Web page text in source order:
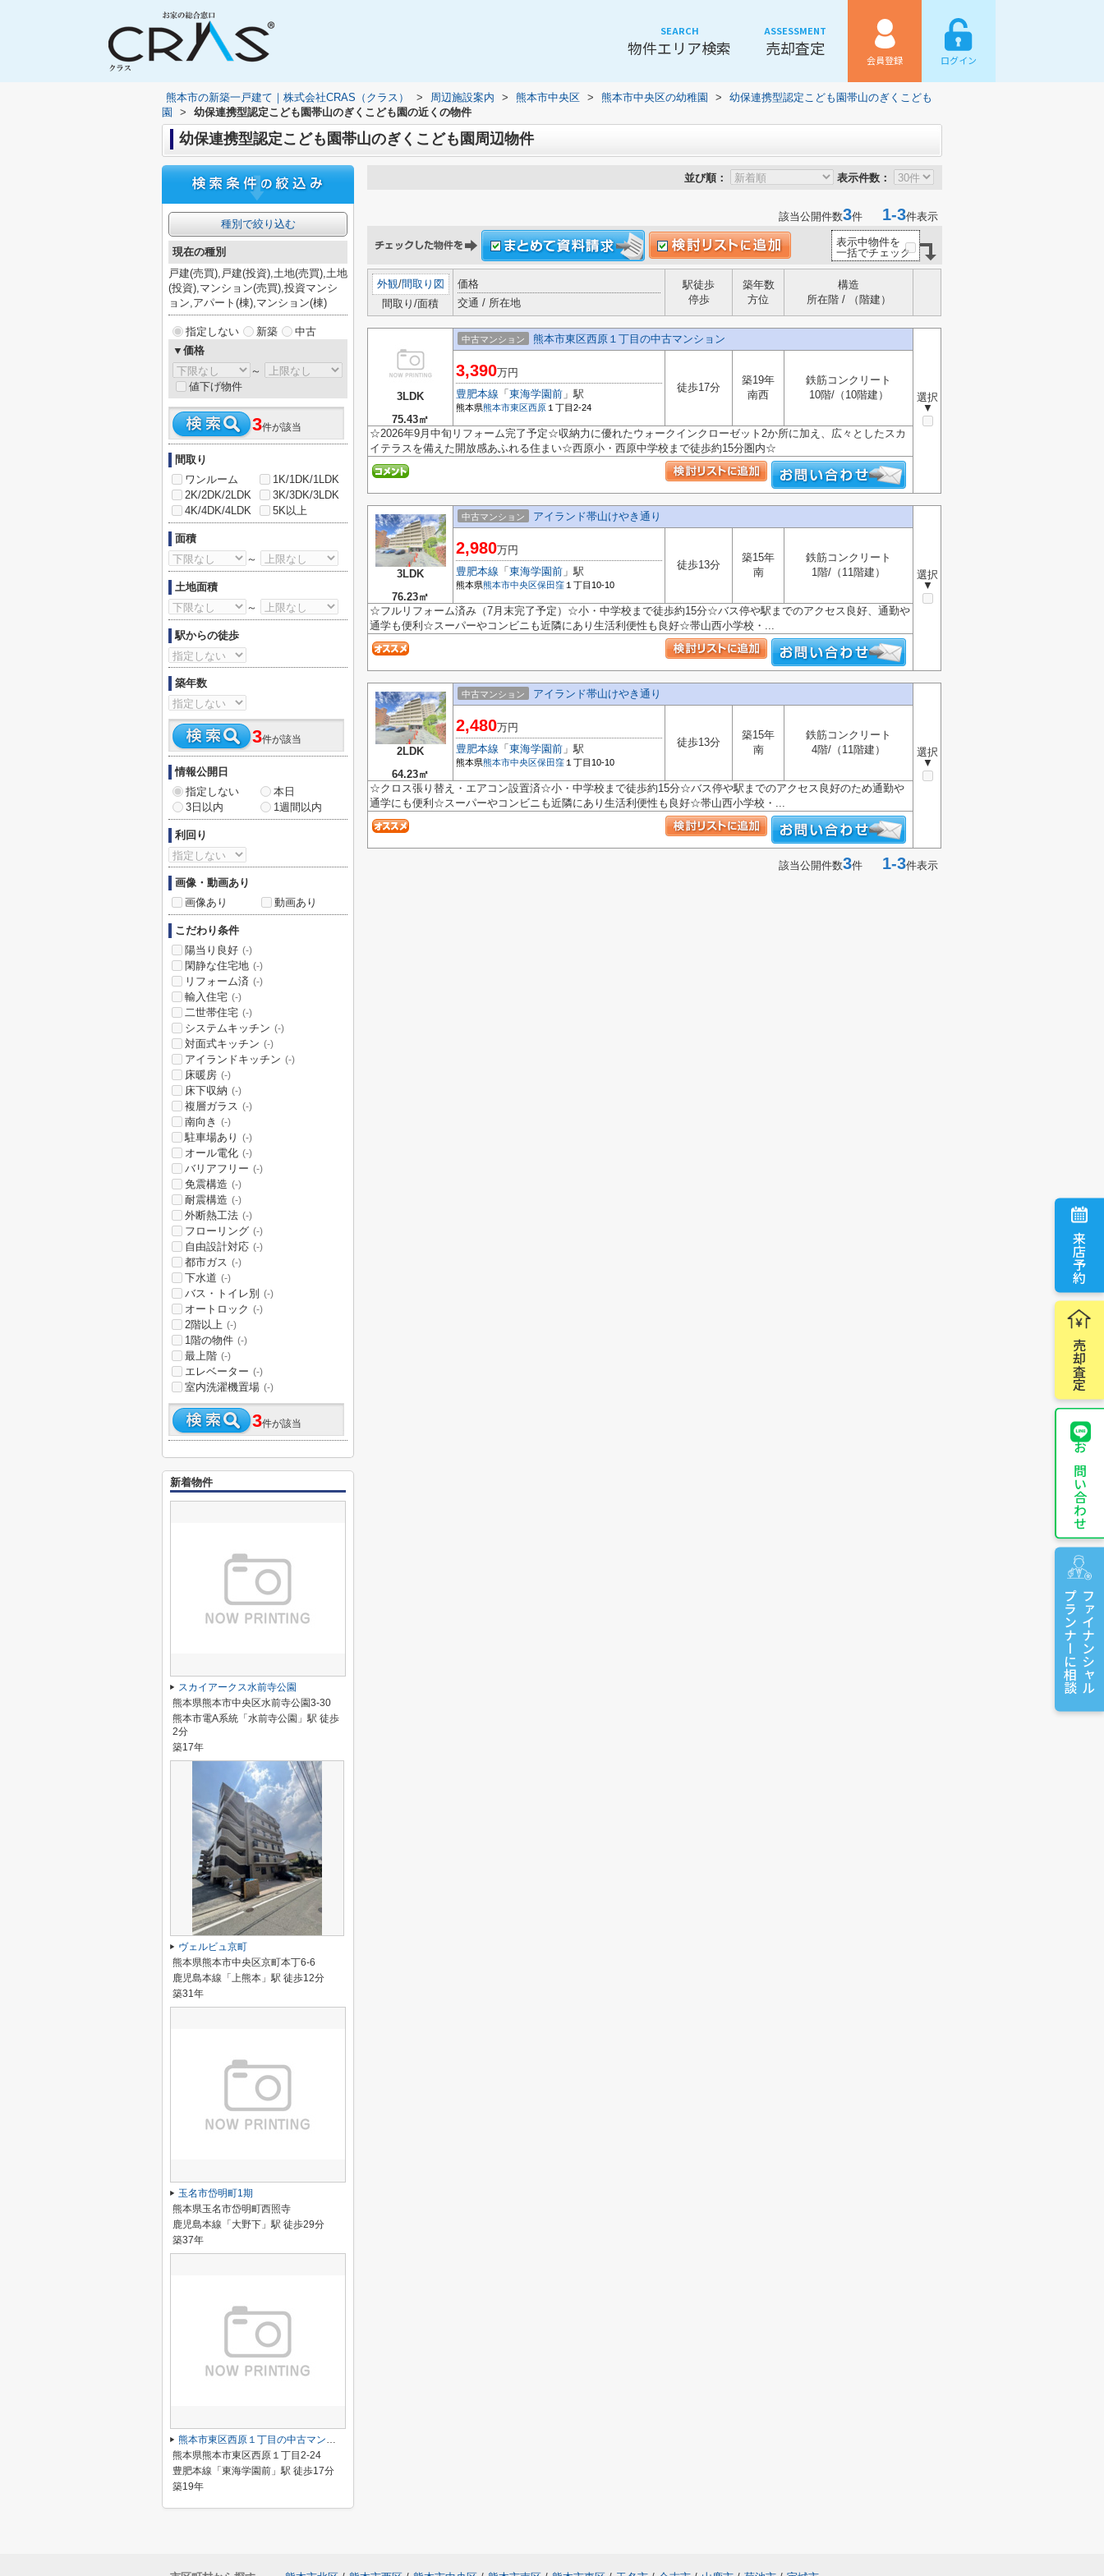
SEARCH
物件エリア検索
ASSESSMENT
売却査定
会員登録 ログイン
来店予約
売却査定
お問い合わせ
ファイナンシャル
プランナーに相談
熊本市の新築一戸建て｜株式会社CRAS（クラス） > 周辺施設案内 > 熊本市中央区 > 熊本市中央区の幼稚園 >
幼保連携型認定こども園帯山のぎくこども
園
> 幼保連携型認定こども園帯山のぎくこども園の近くの物件
幼保連携型認定こども園帯山のぎくこども園周辺物件
並び順： 表示件数：
該当公開件数3件 1-3件表示
表示中物件を
一括でチェック
外観/間取り図
間取り/面積
価格
交通 / 所在地
駅徒歩
停歩
築年数
方位
構造
所在階 / （階建）
3LDK
75.43㎡
中古マンション 熊本市東区西原１丁目の中古マンション
選択
▼
3,390万円
豊肥本線 「 東海学園前 」駅
熊本県熊本市東区西原 １丁目2‐24
徒歩17分
築19年
南西
鉄筋コンクリート
10階/（10階建）
☆2026年9月中旬リフォーム完了予定☆収納力に優れたウォークインクローゼット2か所に加え、広々としたスカ
イテラスを備えた開放感あふれる住まい☆西原小・西原中学校まで徒歩約15分圏内☆
3LDK
76.23㎡
中古マンション アイランド帯山けやき通り
選択
▼
2,980万円
豊肥本線 「 東海学園前 」駅
熊本県熊本市中央区保田窪 １丁目10-10
徒歩13分
築15年
南
鉄筋コンクリート
1階/（11階建）
☆フルリフォーム済み（7月末完了予定）☆小・中学校まで徒歩約15分☆バス停や駅までのアクセス良好、通勤や
通学も便利☆スーパーやコンビニも近隣にあり生活利便性も良好☆帯山西小学校・...
2LDK
64.23㎡
中古マンション アイランド帯山けやき通り
選択
▼
2,480万円
豊肥本線 「 東海学園前 」駅
熊本県熊本市中央区保田窪 １丁目10-10
徒歩13分
築15年
南
鉄筋コンクリート
4階/（11階建）
☆クロス張り替え・エアコン設置済☆小・中学校まで徒歩約15分☆バス停や駅までのアクセス良好のため通勤や
通学にも便利☆スーパーやコンビニも近隣にあり生活利便性も良好☆帯山西小学校・...
該当公開件数3件 1-3件表示
種別で絞り込む
現在の種別
戸建(売買),戸建(投資),土地(売買),土地
(投資),マンション(売買),投資マンシ
ョン,アパート(棟),マンション(棟)
指定しない 新築
中古
▼価格
～
値下げ物件
3件が該当
間取り
ワンルーム
1K/1DK/1LDK
2K/2DK/2LDK
3K/3DK/3LDK
4K/4DK/4LDK
5K以上
面積
～
土地面積
～
駅からの徒歩
築年数
3件が該当
情報公開日
指定しない
本日
3日以内
1週間以内
利回り
画像・動画あり
画像あり
動画あり
こだわり条件
陽当り良好 (-)
閑静な住宅地 (-)
リフォーム済 (-)
輸入住宅 (-)
二世帯住宅 (-)
システムキッチン (-)
対面式キッチン (-)
アイランドキッチン (-)
床暖房 (-)
床下収納 (-)
複層ガラス (-)
南向き (-)
駐車場あり (-)
オール電化 (-)
バリアフリー (-)
免震構造 (-)
耐震構造 (-)
外断熱工法 (-)
フローリング (-)
自由設計対応 (-)
都市ガス (-)
下水道 (-)
バス・トイレ別 (-)
オートロック (-)
2階以上 (-)
1階の物件 (-)
最上階 (-)
エレベーター (-)
室内洗濯機置場 (-)
3件が該当
新着物件
スカイアークス水前寺公園
熊本県熊本市中央区水前寺公園3-30
熊本市電A系統「水前寺公園」駅 徒歩
2分
築17年
ヴェルビュ京町
熊本県熊本市中央区京町本丁6-6
鹿児島本線「上熊本」駅 徒歩12分
築31年
玉名市岱明町1期
熊本県玉名市岱明町西照寺
鹿児島本線「大野下」駅 徒歩29分
築37年
熊本市東区西原１丁目の中古マンション
熊本県熊本市東区西原１丁目2‐24
豊肥本線「東海学園前」駅 徒歩17分
築19年